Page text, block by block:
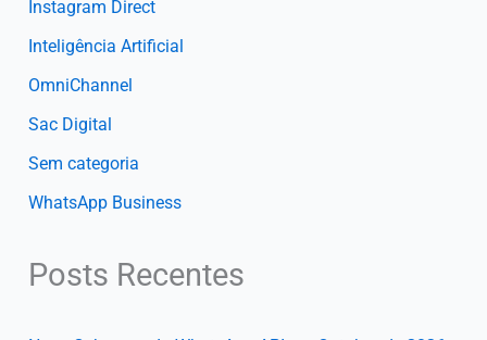
Instagram Direct
Inteligência Artificial
OmniChannel
Sac Digital
Sem categoria
WhatsApp Business
Posts Recentes